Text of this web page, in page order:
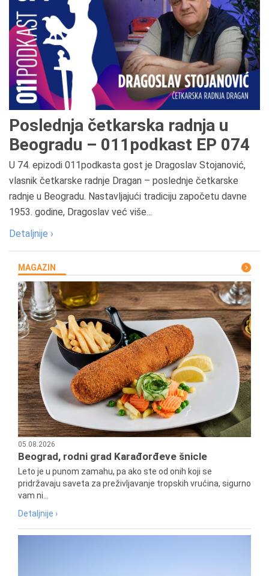
Poslednja četkarska radnja u
Beogradu – 011podkast EP 074
U 74. epizodi 011podkasta gost je Dragoslav Stojanović,
vlasnik četkarske radnje Dragan – poslednje četkarske
radnje u Beogradu. Nastavljajući tradiciju započetu davne
1953. godine, Dragoslav već više...
Detaljnije ›
MAGAZIN
05.08.2026
Beograd, rodni grad Karađorđeve šnicle
Leto je u punom zamahu, pa ako ste od onih koji se
pridržavaju saveta za preživljavanje tropskih vrućina, sigurno
vam ni...
Detaljnije ›